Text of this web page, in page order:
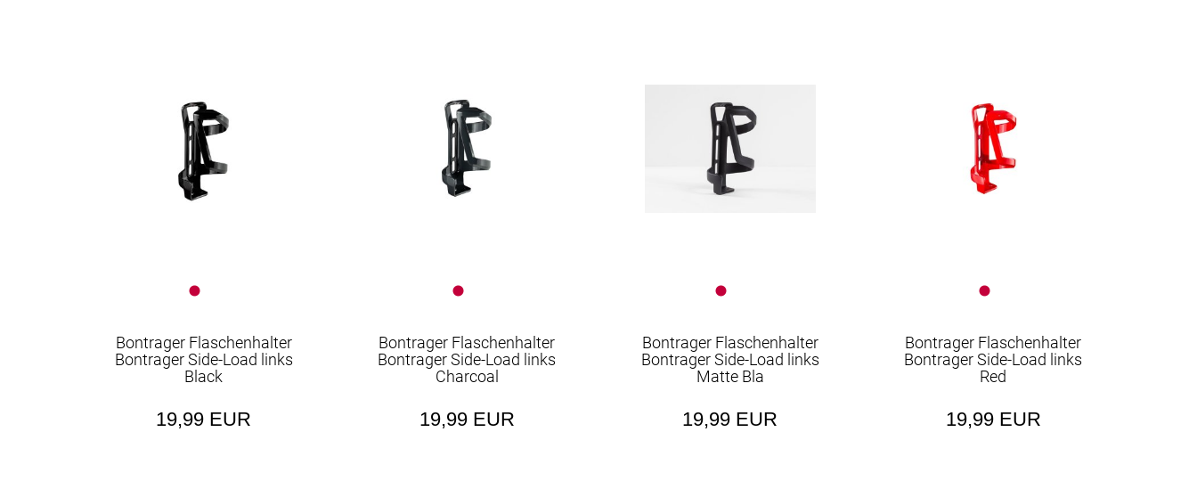
Schlösser
Schutzbleche
Bontrager Flaschenhalter
Bontrager Side-Load links
Black
19,99 EUR
Bontrager Flaschenhalter
Bontrager Side-Load links
Charcoal
19,99 EUR
Bontrager Flaschenhalter
Bontrager Side-Load links
Matte Bla
19,99 EUR
Bontrager Flaschenhalter
Bontrager Side-Load links
Red
19,99 EUR